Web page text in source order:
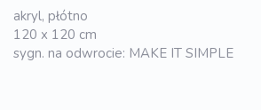
akryl, płótno
120 x 120 cm
sygn. na odwrocie: MAKE IT SIMPLE